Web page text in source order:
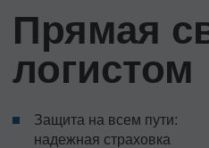
Прямая
логистом
Защита на всем пути:
надежная страховка